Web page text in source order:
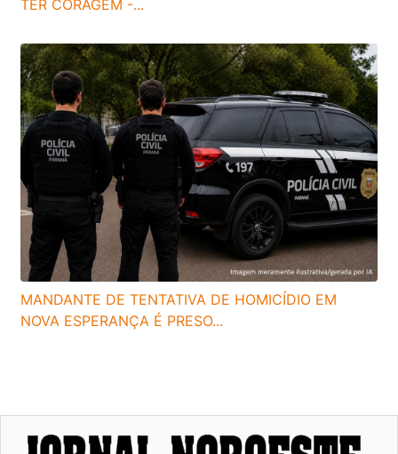
TER CORAGEM -...
MANDANTE DE TENTATIVA DE HOMICÍDIO EM
NOVA ESPERANÇA É PRESO...